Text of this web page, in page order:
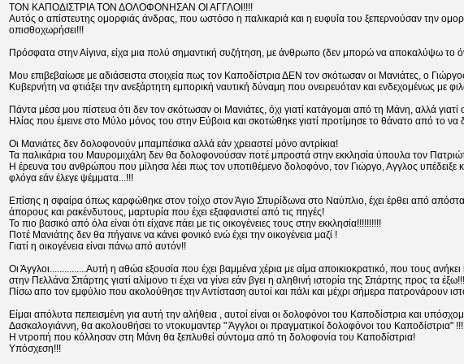
ΤΟΝ ΚΑΠΟΔΙΣΤΡΙΑ ΤΟΝ ΔΟΛΟΦΟΝΗΣΑΝ ΟΙ ΑΓΓΛΟΙ!!!!
Αυτός ο απίστευτης ομορφιάς άνδρας, που ωστόσο η παλικαριά και η ευφυΐα του ξεπερνούσαν την
οπισθοχωρήσει!!!
Πρόσφατα στην Αίγινα, είχα μια πολύ σημαντική συζήτηση, με άνθρωπο (δεν μπορώ να αποκαλύψω το
Μου επιβεβαίωσε με αδιάσειστα στοιχεία πως τον Καποδίστρια ΔΕΝ τον σκότωσαν οι Μανιάτες, ο
Κυβερνήτη να φτιάξει την ανεξάρτητη εμπορική ναυτική δύναμη που ονειρευόταν και ενδεχομένως με
Πάντα μέσα μου πίστευα ότι δεν τον σκότωσαν οι Μανιάτες, όχι γιατί κατάγομαι από τη Μάνη, αλλά
Ηλίας που έμεινε στο Μύλο μόνος του στην Εύβοια και σκοτώθηκε γιατί προτίμησε το θάνατο από το να
Οι Μανιάτες δεν δολοφονούν μπαμπέσικα αλλά εάν χρειαστεί μόνο αντρίκια!
Τα παλικάρια του Μαυρομιχάλη δεν θα δολοφονούσαν ποτέ μπροστά στην εκκλησία ύπουλα τον
Η έρευνα του ανθρώπου που μίλησα λέει πως τον υποτιθέμενο δολοφόνο, τον Γιώργο, Αγγλος υπέδειξε
φλόγα εάν έλεγε ψέμματα...!!!
Επίσης η σφαίρα όπως καρφώθηκε στον τοίχο στον Άγιο Σπυρίδωνα στο Ναύπλιο, έχει έρθει από
άπορους και ρακένδυτους, μαρτυρία που έχει εξαφανιστεί από τις πηγές!
Το πιο βασικό από όλα είναι ότι είχανε πάει με τις οικογένειες τους στην εκκλησία!!!!!!!!!!
Ποτέ Μανιάτης δεν θα πήγαινε να κάνει φονικό ενώ έχει την οικογένεια μαζί !
Γιατί η οικογένεια είναι πάνω από αυτόν!!
Οι Άγγλοι...............Αυτή η αθώα εξουσία που έχει βαμμένα χέρια με αίμα αποικιοκρατικό, που τους
στην Πελλάνα Σπάρτης γιατί αλίμονο τι έχει να γίνει εάν βγει η αληθινή ιστορία της Σπάρτης προς τα
Πίσω απο τον εμφύλιο που ακολούθησε την Αντίσταση αυτοί και πάλι και μέχρι σήμερα πατρονάρουν
Είμαι απόλυτα πεπεισμένη για αυτή την αλήθεια , αυτοί είναι οι δολοφόνοι του Καποδίστρια και
Δασκαλογιάννη, θα ακολουθήσει το ντοκυμαντερ " Άγγλοι οι πραγματικοί δολοφόνοι του Καποδίστρια" !!!
Η ντροπή που κόλλησαν στη Μάνη θα ξεπλυθεί σύντομα από τη δολοφονία του Καποδίστρια!
Υπόσχεση!!!